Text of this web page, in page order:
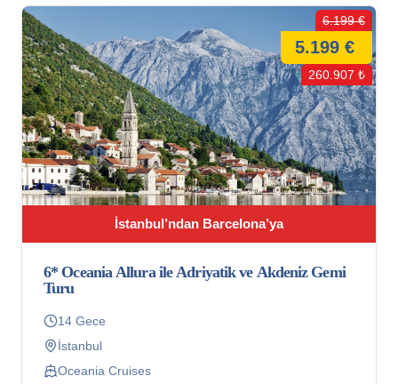
İstanbul’ndan Barcelona’ya
6.199 €
5.199 €
260.907 ₺
6* Oceania Allura ile Adriyatik ve Akdeniz Gemi
Turu
14 Gece
İstanbul
Oceania Cruises